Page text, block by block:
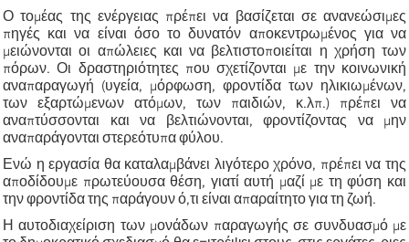
Ο τομέας της ενέργειας πρέπει να βασίζεται σε ανανεώσιμες
πηγές και να είναι όσο το δυνατόν αποκεντρωμένος για να
μειώνονται οι απώλειες και να βελτιστοποιείται η χρήση των
πόρων. Οι δραστηριότητες που σχετίζονται με την κοινωνική
αναπαραγωγή (υγεία, μόρφωση, φροντίδα των ηλικιωμένων,
των εξαρτώμενων ατόμων, των παιδιών, κ.λπ.) πρέπει να
αναπτύσσονται και να βελτιώνονται, φροντίζοντας να μην
αναπαράγονται στερεότυπα φύλου.
Ενώ η εργασία θα καταλαμβάνει λιγότερο χρόνο, πρέπει να της
αποδίδουμε πρωτεύουσα θέση, γιατί αυτή μαζί με τη φύση και
την φροντίδα της παράγουν ό,τι είναι απαραίτητο για τη ζωή.
Η αυτοδιαχείριση των μονάδων παραγωγής σε συνδυασμό με